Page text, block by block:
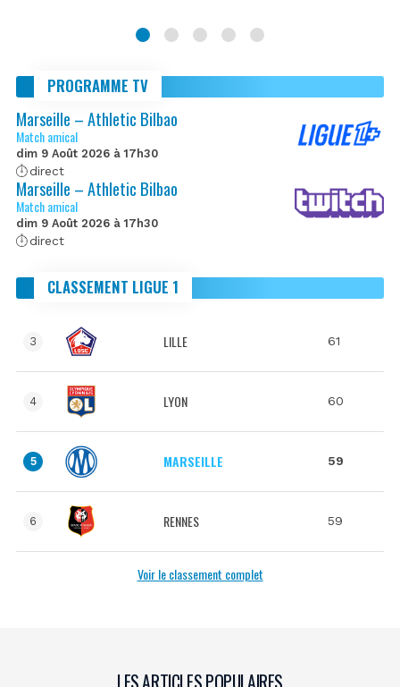
PROGRAMME TV
Marseille – Athletic Bilbao
Match amical
dim 9 Août 2026 à 17h30
direct
Marseille – Athletic Bilbao
Match amical
dim 9 Août 2026 à 17h30
direct
CLASSEMENT LIGUE 1
3 LILLE 61
4 LYON 60
5 MARSEILLE 59
6 RENNES 59
Voir le classement complet